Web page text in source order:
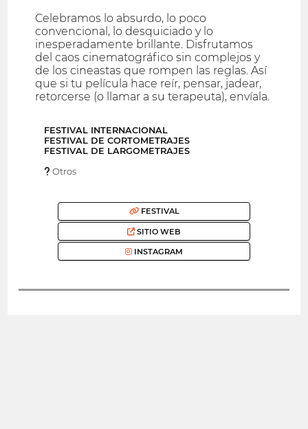
Celebramos lo absurdo, lo poco
convencional, lo desquiciado y lo
inesperadamente brillante. Disfrutamos
del caos cinematográfico sin complejos y
de los cineastas que rompen las reglas. Así
que si tu película hace reír, pensar, jadear,
retorcerse (o llamar a su terapeuta), envíala.
FESTIVAL INTERNACIONAL
FESTIVAL DE CORTOMETRAJES
FESTIVAL DE LARGOMETRAJES
Otros
FESTIVAL
SITIO WEB
INSTAGRAM